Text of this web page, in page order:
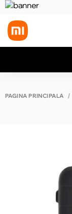
PAGINA PRINCIPALĂ